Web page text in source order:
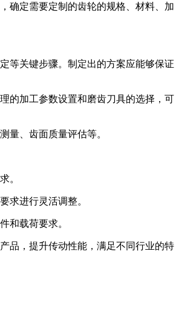
确定需要定制的齿轮的规格、材料、加
等关键步骤。制定出的方案应能够保证
的加工参数设置和磨齿刀具的选择，可
量、齿面质量评估等。
。
求进行灵活调整。
和载荷要求。
品，提升传动性能，满足不同行业的特